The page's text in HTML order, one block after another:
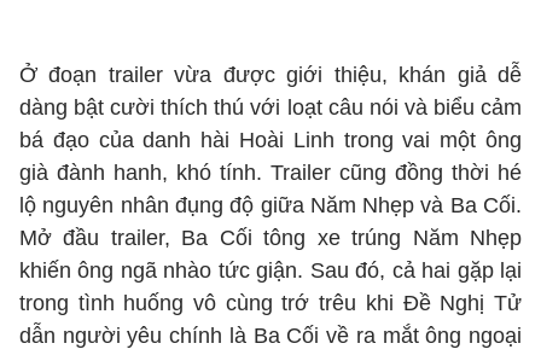
Ở đoạn trailer vừa được giới thiệu, khán giả dễ
dàng bật cười thích thú với loạt câu nói và biểu cảm
bá đạo của danh hài Hoài Linh trong vai một ông
già đành hanh, khó tính. Trailer cũng đồng thời hé
lộ nguyên nhân đụng độ giữa Năm Nhẹp và Ba Cối.
Mở đầu trailer, Ba Cối tông xe trúng Năm Nhẹp
khiến ông ngã nhào tức giận. Sau đó, cả hai gặp lại
trong tình huống vô cùng trớ trêu khi Đề Nghị Tử
dẫn người yêu chính là Ba Cối về ra mắt ông ngoại